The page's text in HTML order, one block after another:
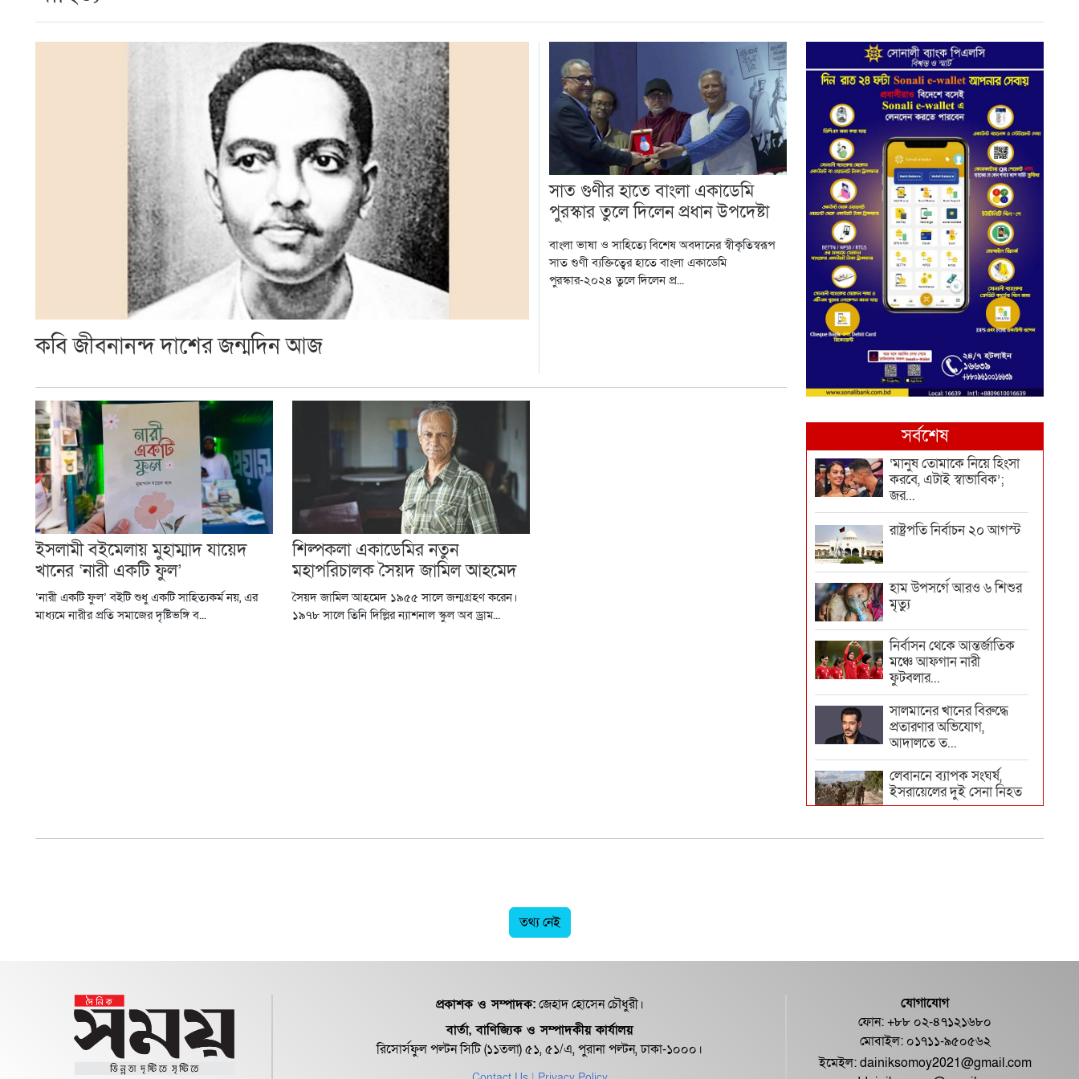
কবি জীবনানন্দ দাশের জন্মদিন আজ
সাত গুণীর হাতে বাংলা একাডেমি
পুরস্কার তুলে দিলেন প্রধান উপদেষ্টা
বাংলা ভাষা ও সাহিত্যে বিশেষ অবদানের স্বীকৃতিস্বরূপ
সাত গুণী ব্যক্তিত্বের হাতে বাংলা একাডেমি
পুরস্কার-২০২৪ তুলে দিলেন প্র...
ইসলামী বইমেলায় মুহাম্মাদ যায়েদ
খানের ‘নারী একটি ফুল’
‘নারী একটি ফুল’ বইটি শুধু একটি সাহিত্যকর্ম নয়, এর
মাধ্যমে নারীর প্রতি সমাজের দৃষ্টিভঙ্গি ব...
শিল্পকলা একাডেমির নতুন
মহাপরিচালক সৈয়দ জামিল আহমেদ
সৈয়দ জামিল আহমেদ ১৯৫৫ সালে জন্মগ্রহণ করেন।
১৯৭৮ সালে তিনি দিল্লির ন্যাশনাল স্কুল অব ড্রাম...
সর্বশেষ
‘মানুষ তোমাকে নিয়ে হিংসা
করবে, এটাই স্বাভাবিক’;
জর...
রাষ্ট্রপতি নির্বাচন ২০ আগস্ট
হাম উপসর্গে আরও ৬ শিশুর
মৃত্যু
নির্বাসন থেকে আন্তর্জাতিক
মঞ্চে আফগান নারী
ফুটবলার...
সালমানের খানের বিরুদ্ধে
প্রতারণার অভিযোগ,
আদালতে ত...
লেবাননে ব্যাপক সংঘর্ষ,
ইসরায়েলের দুই সেনা নিহত
স্বর্ণের ভরি ২ লাখ ৩২ হাজার
যেভাবে দেখেছিল
দিল্লিতে হাসিনার গণমাধ্যমে
ভাষণ নিয়ে যা বলছে ভারত
তথ্য নেই
প্রকাশক ও সম্পাদক:জেহাদ হোসেন চৌধুরী।
বার্তা, বাণিজ্যিক ও সম্পাদকীয় কার্যালয়
রিসোর্সফুল পল্টন সিটি (১১তলা) ৫১, ৫১/এ, পুরানা পল্টন, ঢাকা-১০০০।
যোগাযোগ
ফোন: +৮৮ ০২-৪৭১২১৬৮০
মোবাইল: ০১৭১১-৯৫০৫৬২
ইমেইল:dainiksomoy2021@gmail.com